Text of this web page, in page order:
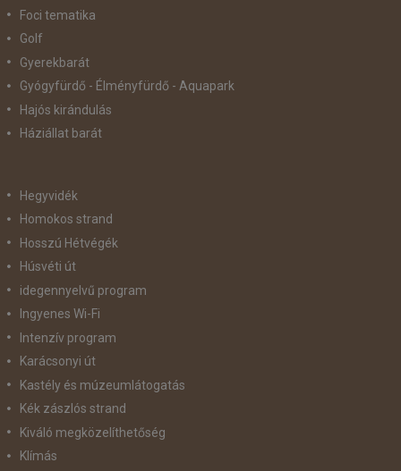
Foci tematika
Golf
Gyerekbarát
Gyógyfürdő - Élményfürdő - Aquapark
Hajós kirándulás
Háziállat barát
Hegyvidék
Homokos strand
Hosszú Hétvégék
Húsvéti út
idegennyelvű program
Ingyenes Wi-Fi
Intenzív program
Karácsonyi út
Kastély és múzeumlátogatás
Kék zászlós strand
Kiváló megközelíthetőség
Klímás